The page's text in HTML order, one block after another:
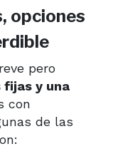
opciones
pero
fijas y una
con
de las